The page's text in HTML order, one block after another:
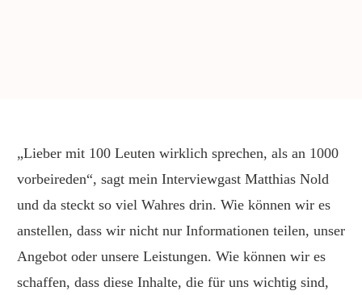
„Lieber mit 100 Leuten wirklich sprechen, als an 1000
vorbeireden“, sagt mein Interviewgast Matthias Nold
und da steckt so viel Wahres drin. Wie können wir es
anstellen, dass wir nicht nur Informationen teilen, unser
Angebot oder unsere Leistungen. Wie können wir es
schaffen, dass diese Inhalte, die für uns wichtig sind,